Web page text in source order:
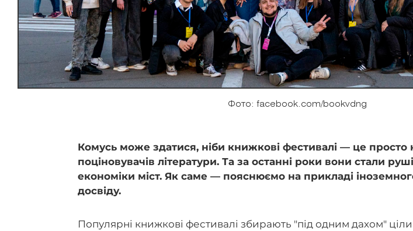
Фото: facebook.com/bookvdng
Комусь може здатися, ніби книжкові фестивалі — це просто
поціновувачів літератури. Та за останні роки вони стали
економіки міст. Як саме — пояснюємо на прикладі
досвіду.
Популярні книжкові фестивалі збирають "під одним дахом"